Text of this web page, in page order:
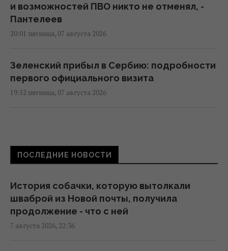
и возможностей ПВО никто не отменял, -
Пантелеев
20:01 пятница, 07 августа 2026
Зеленский прибыл в Сербию: подробности
первого официального визита
19:52 пятница, 07 августа 2026
Atlantic
19:23 пятница, 07 августа 2026
База ФСБ, корабли и ЗРК "Бук": Мадяр
раскрыл результаты ударов по
российским целям (видео)
ПОСЛЕДНИЕ НОВОСТИ
История собачки, которую вытолкали
шваброй из Новой почты, получила
продолжение - что с ней
7 августа 2026, 22:36